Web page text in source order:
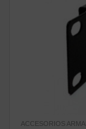
ACCESORIOS